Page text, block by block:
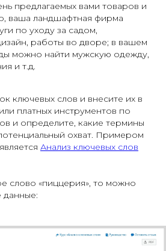
предлагаемых вами товаров и
ваша ландшафтная фирма
по уходу за садом,
работы во дворе; в вашем
можно найти мужскую одежду,
и т.д.
ключевых слов и внесите их в
платных инструментов по
и определите, какие термины
охват. Примером
Анализ ключевых слов
слово «пиццерия», то можно
данные: